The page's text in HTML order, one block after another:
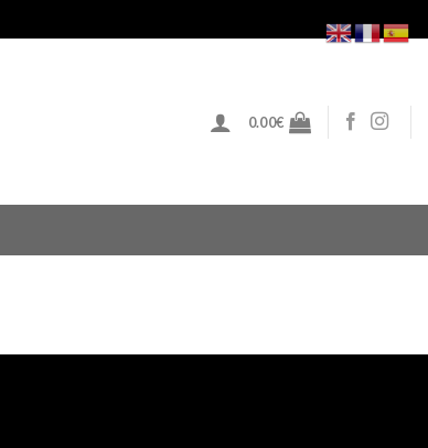
0.00€